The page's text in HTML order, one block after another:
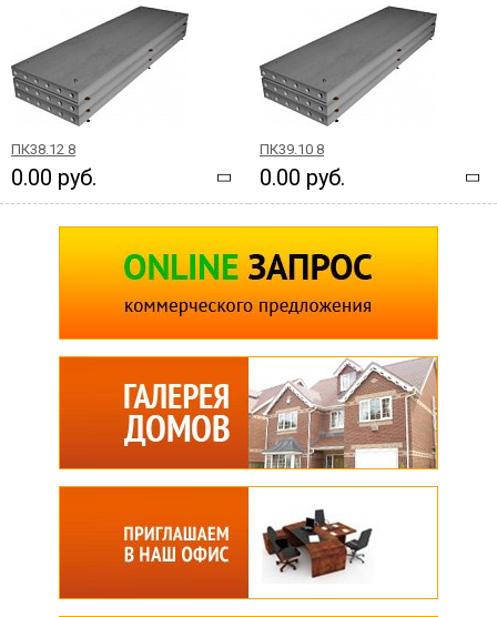
ПК38.12 8
0.00 руб.
ПК39.10 8
0.00 руб.